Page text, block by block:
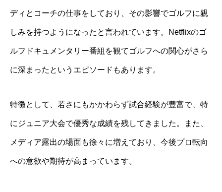
ディとコーチの仕事をしており、その影響でゴルフに親
しみを持つようになったと言われています。Netflixのゴ
ルフドキュメンタリー番組を観てゴルフへの関心がさら
に深まったというエピソードもあります。
特徴として、若さにもかかわらず試合経験が豊富で、特
にジュニア大会で優秀な成績を残してきました。また、
メディア露出の場面も徐々に増えており、今後プロ転向
への意欲や期待が高まっています。